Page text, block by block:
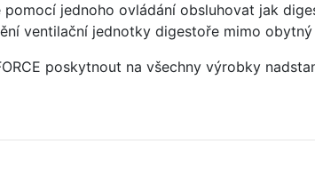
jednoho ovládání obsluhovat jak
ventilační jednotky digestoře mimo
poskytnout na všechny výrobky